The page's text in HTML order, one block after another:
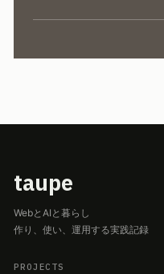
taupe
WebとAIと暮らし
作り、使い、運用する実践記録
PROJECTS